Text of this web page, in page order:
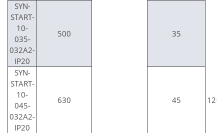
SYN-
START-
10-
035-
032A2-
IP20
500 35
SYN-
START-
10-
045-
032A2-
IP20
630 45